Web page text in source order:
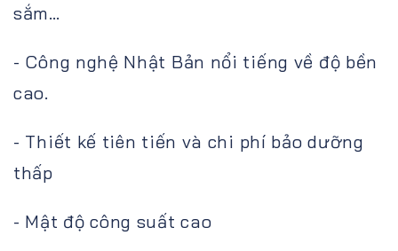
sắm…
- Công nghệ Nhật Bản nổi tiếng về độ bền
cao.
- Thiết kế tiên tiến và chi phí bảo dưỡng
thấp
- Mật độ công suất cao